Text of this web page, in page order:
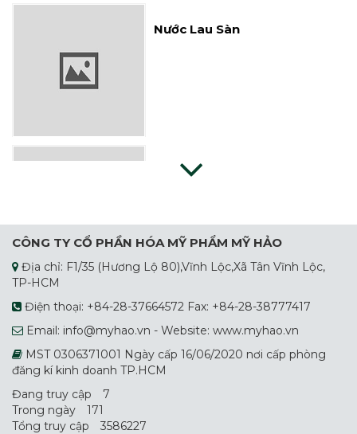
CÔNG TY CỔ PHẦN HÓA MỸ PHẨM MỸ HẢO
Địa chỉ: F1/35 (Hương Lộ 80),Vĩnh Lộc,Xã Tân Vĩnh Lộc,
TP-HCM
Điện thoại: +84-28-37664572 Fax: +84-28-38777417
Email: info@myhao.vn - Website: www.myhao.vn
MST 0306371001 Ngày cấp 16/06/2020 nơi cấp phòng
đăng kí kinh doanh TP.HCM
Đang truy cập
7
Trong ngày
171
Tổng truy cập
3586227